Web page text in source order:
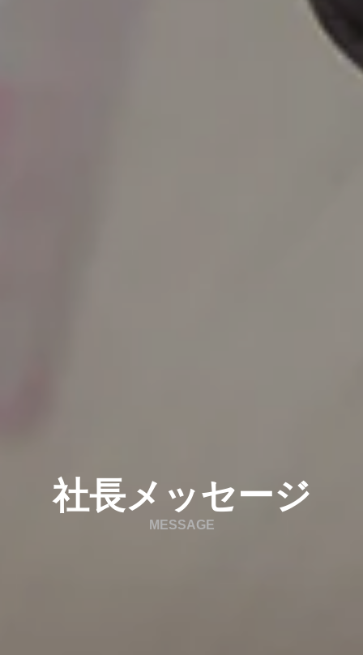
社長メッセージ
MESSAGE